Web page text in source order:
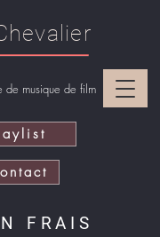
de musique de film
FRAIS